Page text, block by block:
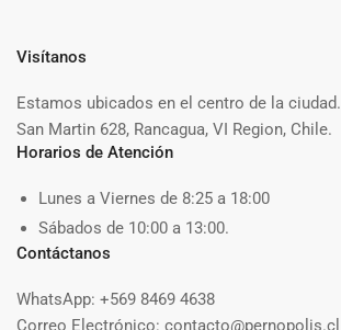
Visítanos
Estamos ubicados en el centro de la ciudad.
San Martin 628, Rancagua, VI Region, Chile.
Horarios de Atención
Lunes a Viernes de 8:25 a 18:00
Sábados de 10:00 a 13:00.
Contáctanos
WhatsApp: +569 8469 4638
Correo Electrónico: contacto@pernopolis.cl